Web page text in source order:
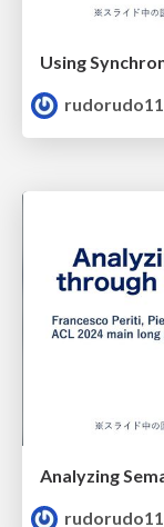
rudorudo11
rudorudo11